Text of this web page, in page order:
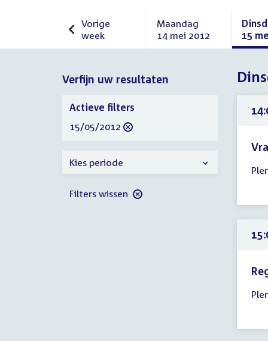
Vorige
week
Vorige
Maandag
14 mei 2012
Maandag
2012
15
mei
2012
Verfijn uw resultaten
-
uur
-
Verfijn
uw
resultaten
Actieve filters
verwijder
15/05/2012
Kies periode
Filters wissen